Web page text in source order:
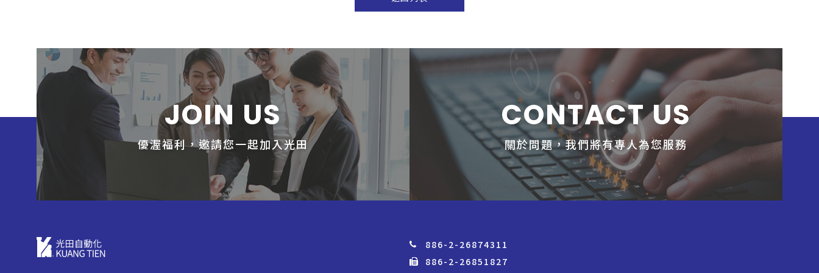
JOIN US
優渥福利，邀請您一起加入光田
CONTACT US
關於問題，我們將有專人為您服務
886-2-26874311
886-2-26851827